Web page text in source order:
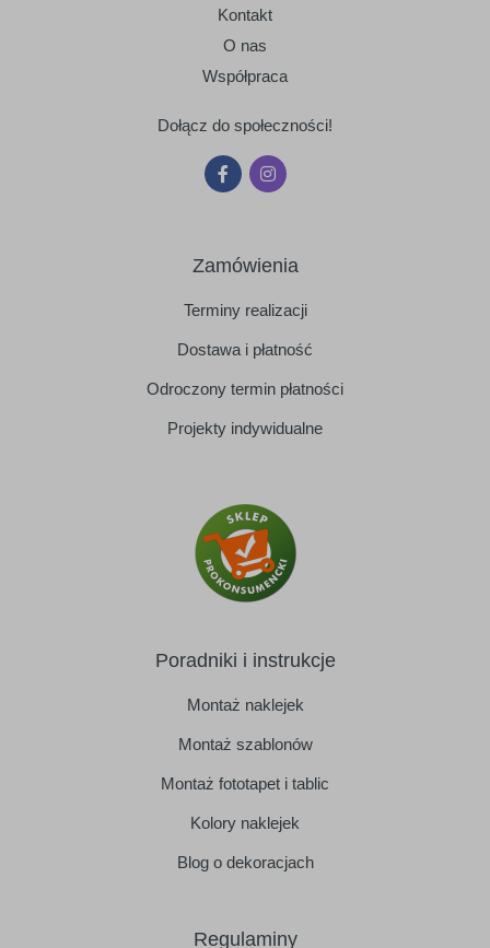
Kontakt
O nas
Współpraca
Dołącz do społeczności!
Zamówienia
Terminy realizacji
Dostawa i płatność
Odroczony termin płatności
Projekty indywidualne
Poradniki i instrukcje
Montaż naklejek
Montaż szablonów
Montaż fototapet i tablic
Kolory naklejek
Blog o dekoracjach
Regulaminy